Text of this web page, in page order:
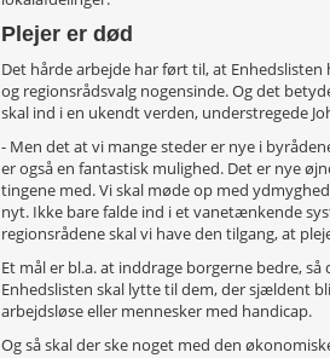
Plejer er død
Det hårde arbejde har ført til, at
og regionsrådsvalg nogensinde. Og det
skal ind i en ukendt verden, understregede
- Men det at vi mange steder er nye i
er også en fantastisk mulighed. Det er nye
tingene med. Vi skal møde op med
nyt. Ikke bare falde ind i et vanetænkende
regionsrådene skal vi have den tilgang, at
Et mål er bl.a. at inddrage borgerne bedre,
Enhedslisten skal lytte til dem, der sjældent
arbejdsløse eller mennesker med handicap.
Og så skal der ske noget med den